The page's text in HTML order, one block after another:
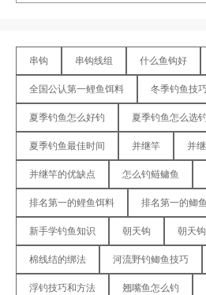
串钩 串钩线组 什么鱼钩好
全国公认第一鲤鱼饵料 冬季钓鱼技
夏季钓鱼怎么好钓 夏季钓鱼怎么选
夏季钓鱼最佳时间 并继竿 并
并继竿的优缺点 怎么钓鲢鳙鱼
排名第一的鲤鱼饵料 排名第一的鲫
新手学钓鱼知识 朝天钩 朝天
棉线结的绑法 河流野钓鲫鱼技巧
浮钓技巧和方法 翘嘴鱼怎么钓